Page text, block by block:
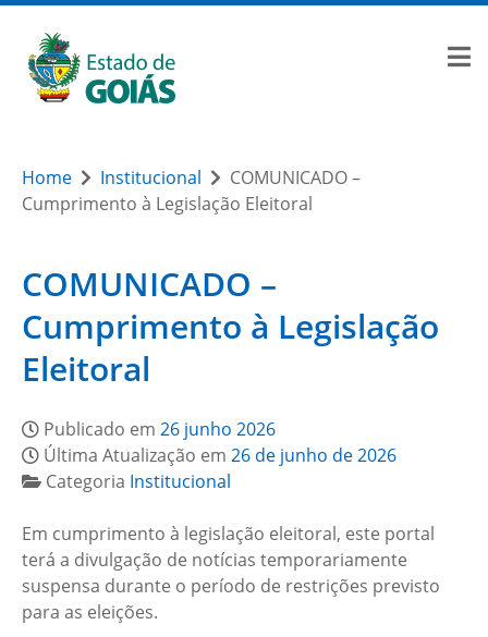
Home Institucional
COMUNICADO –
Cumprimento à Legislação Eleitoral
COMUNICADO –
Cumprimento à Legislação
Eleitoral
Publicado em 26 junho 2026
Última Atualização em 26 de junho de 2026
Categoria Institucional
Em cumprimento à legislação eleitoral, este portal
terá a divulgação de notícias temporariamente
suspensa durante o período de restrições previsto
para as eleições.